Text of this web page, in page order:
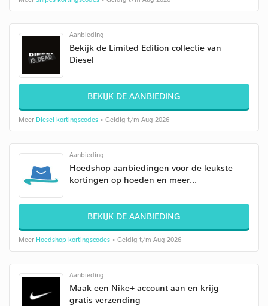
Aanbieding
Bekijk de Limited Edition collectie van
Diesel
BEKIJK DE AANBIEDING
Meer Diesel kortingscodes • Geldig t/m Aug 2026
Aanbieding
Hoedshop aanbiedingen voor de leukste
kortingen op hoeden en meer...
BEKIJK DE AANBIEDING
Meer Hoedshop kortingscodes • Geldig t/m Aug 2026
Aanbieding
Maak een Nike+ account aan en krijg
gratis verzending